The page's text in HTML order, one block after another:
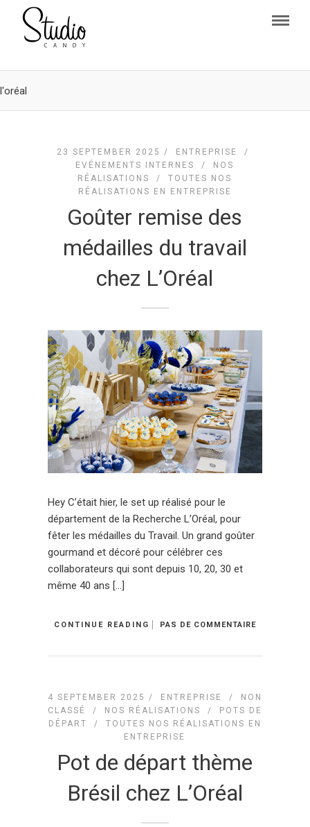
l'oréal
23 SEPTEMBER 2025 / ENTREPRISE
/
EVÉNEMENTS INTERNES
/
NOS
RÉALISATIONS
/TOUTES NOS
RÉALISATIONS EN ENTREPRISE
Goûter remise des
médailles du travail
chez L’Oréal
Hey C’était hier, le set up réalisé pour le
département de la Recherche L’Oréal, pour
fêter les médailles du Travail. Un grand goûter
gourmand et décoré pour célébrer ces
collaborateurs qui sont depuis 10, 20, 30 et
même 40 ans […]
CONTINUE READING PAS DE COMMENTAIRE
4 SEPTEMBER 2025 / ENTREPRISE / NON
CLASSÉ
/ NOS RÉALISATIONS / POTS DE
DÉPART
/ TOUTES NOS RÉALISATIONS EN
ENTREPRISE
Pot de départ thème
Brésil chez L’Oréal